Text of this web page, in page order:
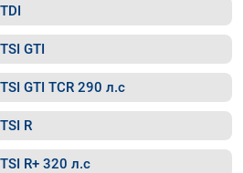
GTI
GTI TCR 290 л.с
R
R+ 320 л.с